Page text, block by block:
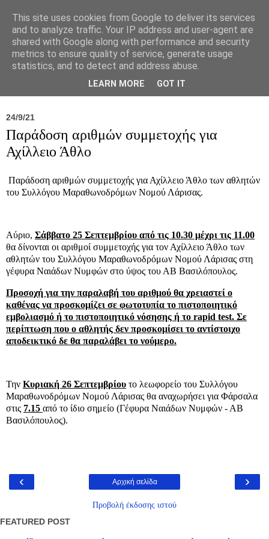
Σύλλογος Ιπποκράτειος
24/9/21
Παράδοση αριθμών συμμετοχής για
Αχίλλειο Άθλο
Παράδοση αριθμών συμμετοχής για Αχίλλειο Άθλο των αθλητών
του Συλλόγου Μαραθωνοδρόμων Νομού Λάρισας.
Αύριο, Σάββατο 25 Σεπτεμβρίου από τις 10.30 μέχρι τις 11.00
θα δίνονται οι αριθμοί συμμετοχής για τον Αχίλλειο Άθλο των
αθλητών του Συλλόγου Μαραθωνοδρόμων Νομού Λάρισας στη
γέφυρα Ναιάδων Νυμφών στο ύψος του ΑΒ Βασιλόπουλος.
Προσοχή για την παραλαβή του αριθμού θα χρειαστεί ο
καθένας να προσκομίζει σε φωτοτυπία το πιστοποιητικό
εμβολιασμό ή το πιστοποιητικό νόσησης ή το rapid test. Σε
περίπτωση που ο αθλητής δεν προσκομίσει το αντίστοιχο
αποδεικτικό δε θα παραλάβει το νούμερο.
Την Κυριακή 26 Σεπτεμβρίου το λεωφορείο του Συλλόγου
Μαραθωνοδρόμων Νομού Λάρισας θα αναχωρήσει για Φάρσαλα
στις 7.15 από το ίδιο σημείο (Γέφυρα Ναιάδων Νυμφών - ΑΒ
Βασιλόπουλος).
‹ ›
Αρχική σελίδα
Προβολή έκδοσης ιστού
FEATURED POST
This site uses cookies from Google to deliver its services
and to analyze traffic. Your IP address and user-agent are
shared with Google along with performance and security
metrics to ensure quality of service, generate usage
statistics, and to detect and address abuse.
LEARN MORE GOT IT